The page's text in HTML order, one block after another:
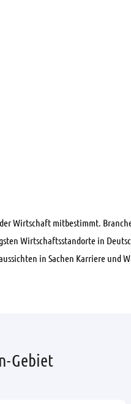
Wirtschaft mitbestimmt.
Wirtschaftsstandorte in
in Sachen Karriere und
Gebiet